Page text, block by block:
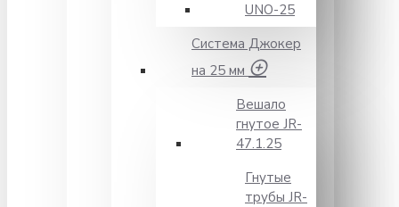
UNO-25
Система Джокер
на 25 мм
Вешало
гнутое JR-
47.1.25
Гнутые
трубы JR-